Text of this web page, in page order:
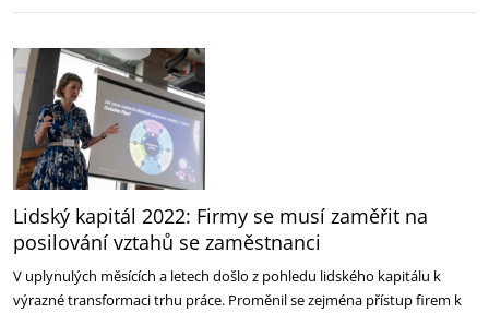
Lidský kapitál 2022: Firmy se musí zaměřit na
posilování vztahů se zaměstnanci
V uplynulých měsících a letech došlo z pohledu lidského kapitálu k
výrazné transformaci trhu práce. Proměnil se zejména přístup firem k